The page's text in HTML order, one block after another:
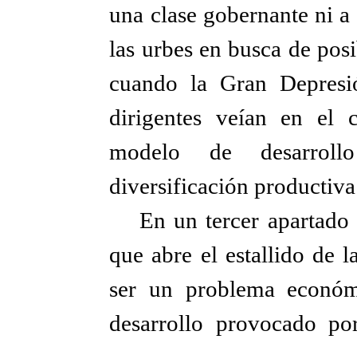
una clase gobernante ni
las urbes en busca de
cuando la Gran
dirigentes veían en el
modelo de
diversificación
En un tercer
que abre el estallido de
ser un problema
desarrollo provocado